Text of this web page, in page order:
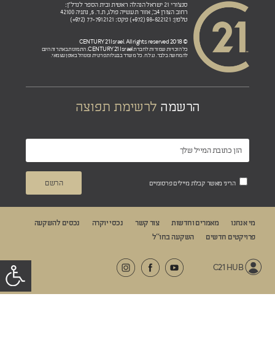
סנצ'ורי 21 ישראל הנהלה ראשית ובית הספר לנדל"ן:
רחוב הצורן 4ב', אזור תעשייה פולג, ת.ד. 5, נתניה 42100
טלפון: 98-822121 (972+) פקס: 77-7912121 (972+)
© 2018 CENTURY 21 Israel. All rights reserved
כל הזכויות שמורות לחברתCENTURY 21 Israel. התמונות באתר זה הינם
להמחשה בלבד. ט.ל.ח. כל משרד בבעלות פרטית ומנוהל באופן עצמאי.
הרשמה לרשימת תפוצה
הריני מאשר קבלת מיילים פרסומיים
מי אנחנו מאמרים וחדשות צור קשר נכסי יוקרה
נכסים להשקעה
פרויקטים חדשים
השקעה בחו“ל
C21 HUB